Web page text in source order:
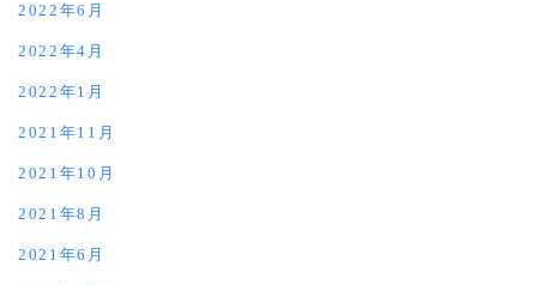
2022年6月
2022年4月
2022年1月
2021年11月
2021年10月
2021年8月
2021年6月